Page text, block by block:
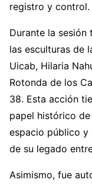
registro y control.
Durante la sesión
las esculturas de
Uicab, Hilaria
Rotonda de los
38. Esta acción
papel histórico
espacio público y
de su legado
Asimismo, fue